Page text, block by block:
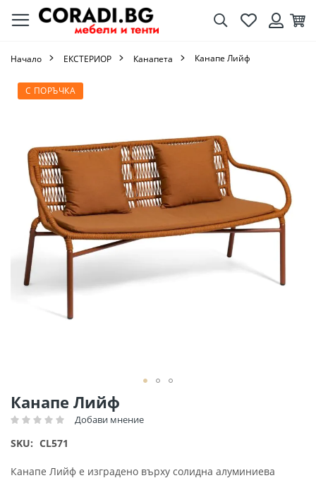
ТърсенеЛюбими
Начало ЕКСТЕРИОР Канапета Канапе Лийф
Канапе Лийф
Рейтинг: Добави мнение
SKU CL571
Канапе Лийф е изградено върху солидна алуминиева
С ПОРЪЧКА
Преминете
към
изображенията
Преминете
към
началото
на
със